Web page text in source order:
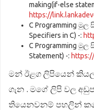
making(if-else
https://
C Programming
Specifiers in C) -:
C Programming
Statement) -:
මන් ඊළග ලිපියෙන්
ගැන . මගේ ලිපි වල
තියෙනවනම් පහලින්